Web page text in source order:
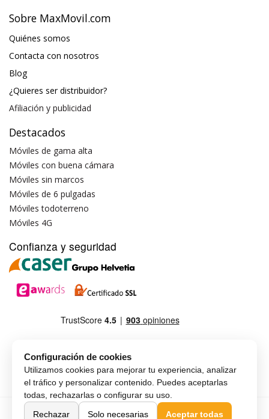
Sobre MaxMovil.com
Quiénes somos
Contacta con nosotros
Blog
¿Quieres ser distribuidor?
Afiliación y publicidad
Destacados
Móviles de gama alta
Móviles con buena cámara
Móviles sin marcos
Móviles de 6 pulgadas
Móviles todoterreno
Móviles 4G
Confianza y seguridad
Copyright © MAX-G-MOBILE, SLU Español
Configuración de cookies
Utilizamos cookies para mejorar tu experiencia, analizar
el tráfico y personalizar contenido. Puedes aceptarlas
todas, rechazarlas o configurar su uso.
Rechazar
Solo necesarias Aceptar todas